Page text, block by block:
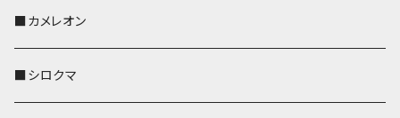
その他
靴下・ミニタオル
その他
スマホケース
財布
靴下・ミニタオル
財布
レザートレイ
財布
KONBU
AppleWatchバンド
ペットボトルホルダー
ペットボトルホルダー
AppleWatchバンド
キーケース
名刺入れ・カードケース
ペンホルダー
IDカードケース
名刺入れ
AppleWatchバンド
メガネケース
リール付きストラップ
メガネケース
名刺入れ
■カメレオン
■シロクマ